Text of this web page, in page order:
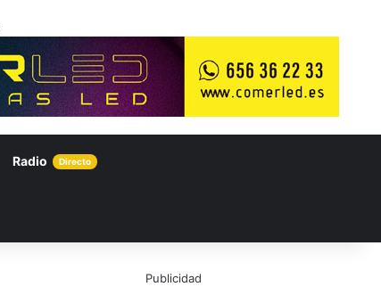
Radio Directo
Publicidad